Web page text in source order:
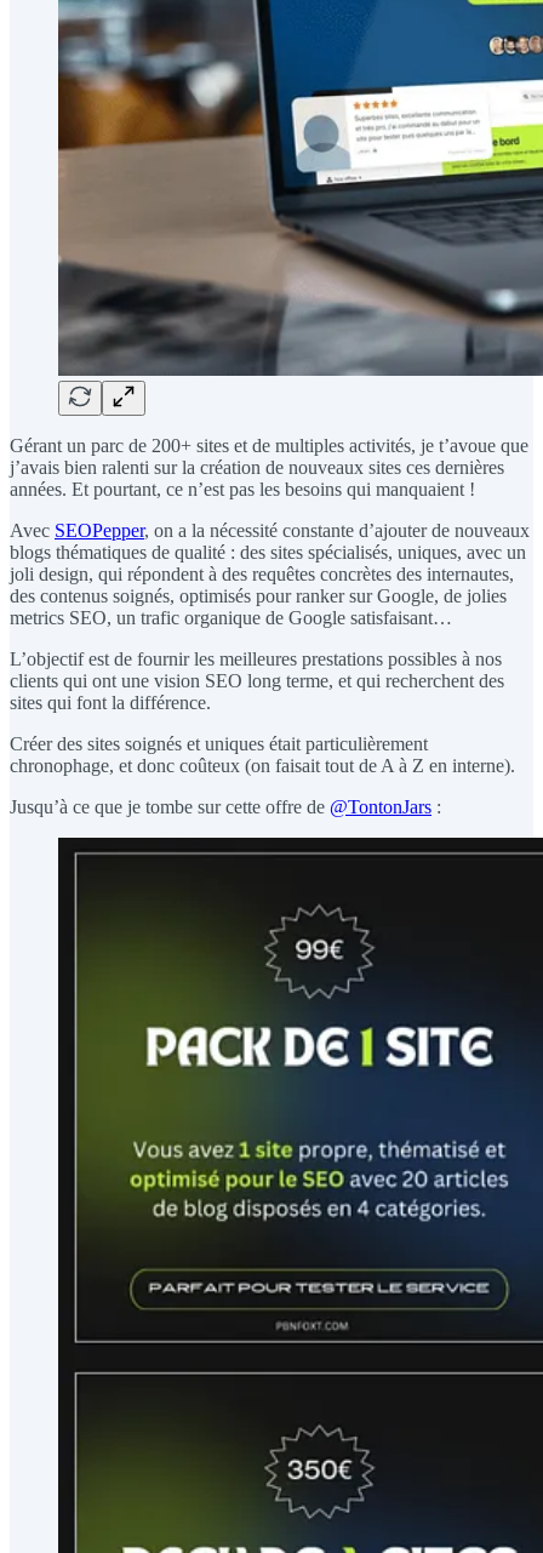
Gérant un parc de 200+ sites et de multiples activités, je t’avoue que
j’avais bien ralenti sur la création de nouveaux sites ces dernières
années. Et pourtant, ce n’est pas les besoins qui manquaient !
Avec SEOPepper, on a la nécessité constante d’ajouter de nouveaux
blogs thématiques de qualité : des sites spécialisés, uniques, avec un
joli design, qui répondent à des requêtes concrètes des internautes,
des contenus soignés, optimisés pour ranker sur Google, de jolies
metrics SEO, un trafic organique de Google satisfaisant…
L’objectif est de fournir les meilleures prestations possibles à nos
clients qui ont une vision SEO long terme, et qui recherchent des
sites qui font la différence.
Créer des sites soignés et uniques était particulièrement
chronophage, et donc coûteux (on faisait tout de A à Z en interne).
Jusqu’à ce que je tombe sur cette offre de @TontonJars :